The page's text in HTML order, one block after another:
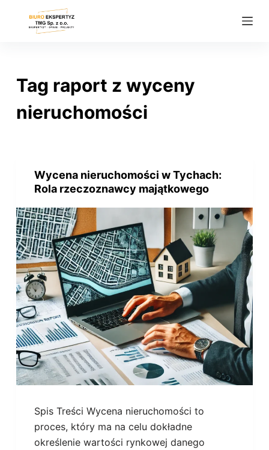
c
Tag raport z wyceny
nieruchomości
Wycena nieruchomości w Tychach:
Rola rzeczoznawcy majątkowego
Spis Treści Wycena nieruchomości to
proces, który ma na celu dokładne
określenie wartości rynkowej danego